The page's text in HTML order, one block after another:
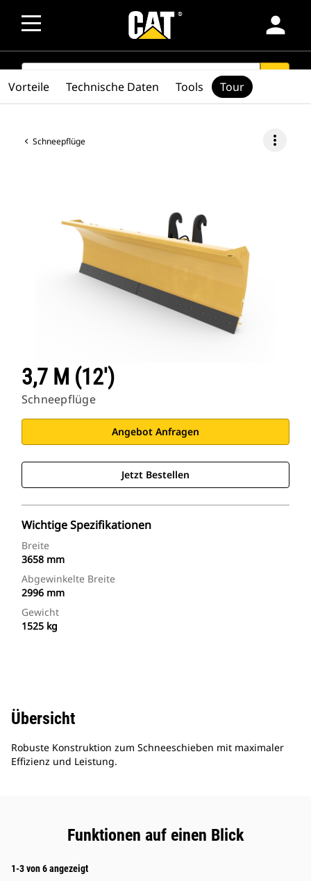
person
SEARCH
Schneepflüge more_vert
3,7 M (12')
Schneepflüge
Angebot Anfragen
Jetzt Bestellen
Wichtige Spezifikationen
Breite
3658 mm
Abgewinkelte Breite
2996 mm
Gewicht
1525 kg
Vorteile Technische Daten Tools Tour
Übersicht
Robuste Konstruktion zum Schneeschieben mit maximaler
Effizienz und Leistung.
Funktionen auf einen Blick
1-3 von 6 angezeigt